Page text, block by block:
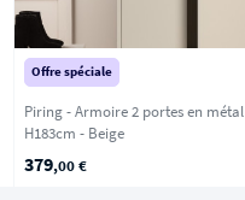
Offre spéciale
Piring - Armoire 2 portes en métal
H183cm - Beige
379,00 €